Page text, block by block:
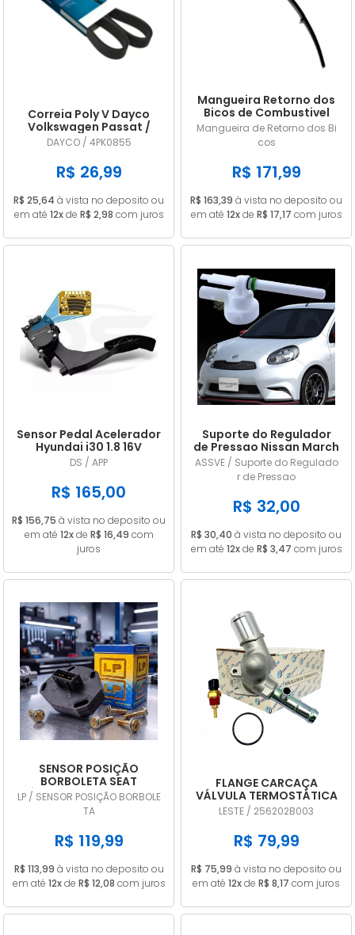
Correia Poly V Dayco
Volkswagen Passat /
Variant (importado) 1.8
20V / 1.8 20V Turbo 1996
1997 1998 1999 GIR / ACD
4PK0855
DAYCO / 4PK0855
R$ 26,99
R$ 25,64 à vista no deposito ou
em até 12xde R$ 2,98 com juros
Mangueira Retorno dos
Bicos de Combustivel
Nissan Frontier 2.8 MWM
9053156
Mangueira de Retorno dos Bi
cos
R$ 171,99
R$ 163,39 à vista no deposito ou
em até 12xde R$ 17,17 com juros
Sensor Pedal Acelerador
Hyundai i30 1.8 16V
Gasolina 2014/... em
diante
DS / APP
R$ 165,00
R$ 156,75 à vista no deposito ou
em até 12xde R$ 16,49 com
juros
Suporte do Regulador
de Pressao Nissan March
/ Versa 1.0 1.6 2011/... em
diante
ASSVE / Suporte do Regulado
r de Pressao
R$ 32,00
R$ 30,40 à vista no deposito ou
em até 12xde R$ 3,47 com juros
SENSOR POSIÇÃO
BORBOLETA SEAT
CÓRDOBA 1.8 1995 A 1999
TPS DIGITAL LP707
LP / SENSOR POSIÇÃO BORBOLE
TA
R$ 119,99
R$ 113,99 à vista no deposito ou
em até 12xde R$ 12,08 com juros
FLANGE CARCAÇA
VÁLVULA TERMOSTÁTICA
HYUNDAI HB20 I30
VELOSTER CRETA 1.6 16V
256202B003
LESTE / 256202B003
R$ 79,99
R$ 75,99 à vista no deposito ou
em até 12xde R$ 8,17 com juros